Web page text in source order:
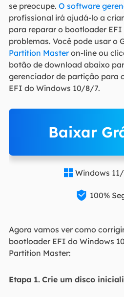
se preocupe. O software
profissional irá ajudá-lo a
para reparar o bootloader
problemas. Você pode usar o
Partition Masteron-line ou
botão de download abaixo
gerenciador de partição para
EFI do Windows 10/8/7.
Baixar
 Windows
 100%
Agora vamos ver como
bootloader EFI do Windows
Partition Master:
Etapa 1. Crie um disco